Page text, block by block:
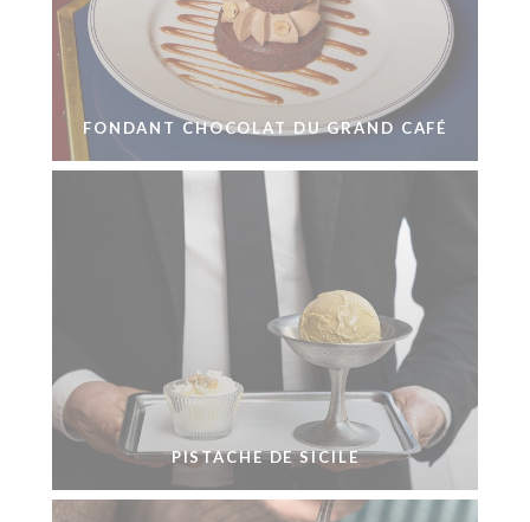
FONDANT CHOCOLAT DU GRAND CAFÉ
PISTACHE DE SICILE